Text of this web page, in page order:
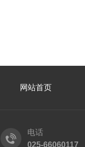
网站首页
电话
025-66060117